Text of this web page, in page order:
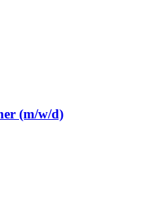
(m/w/d)